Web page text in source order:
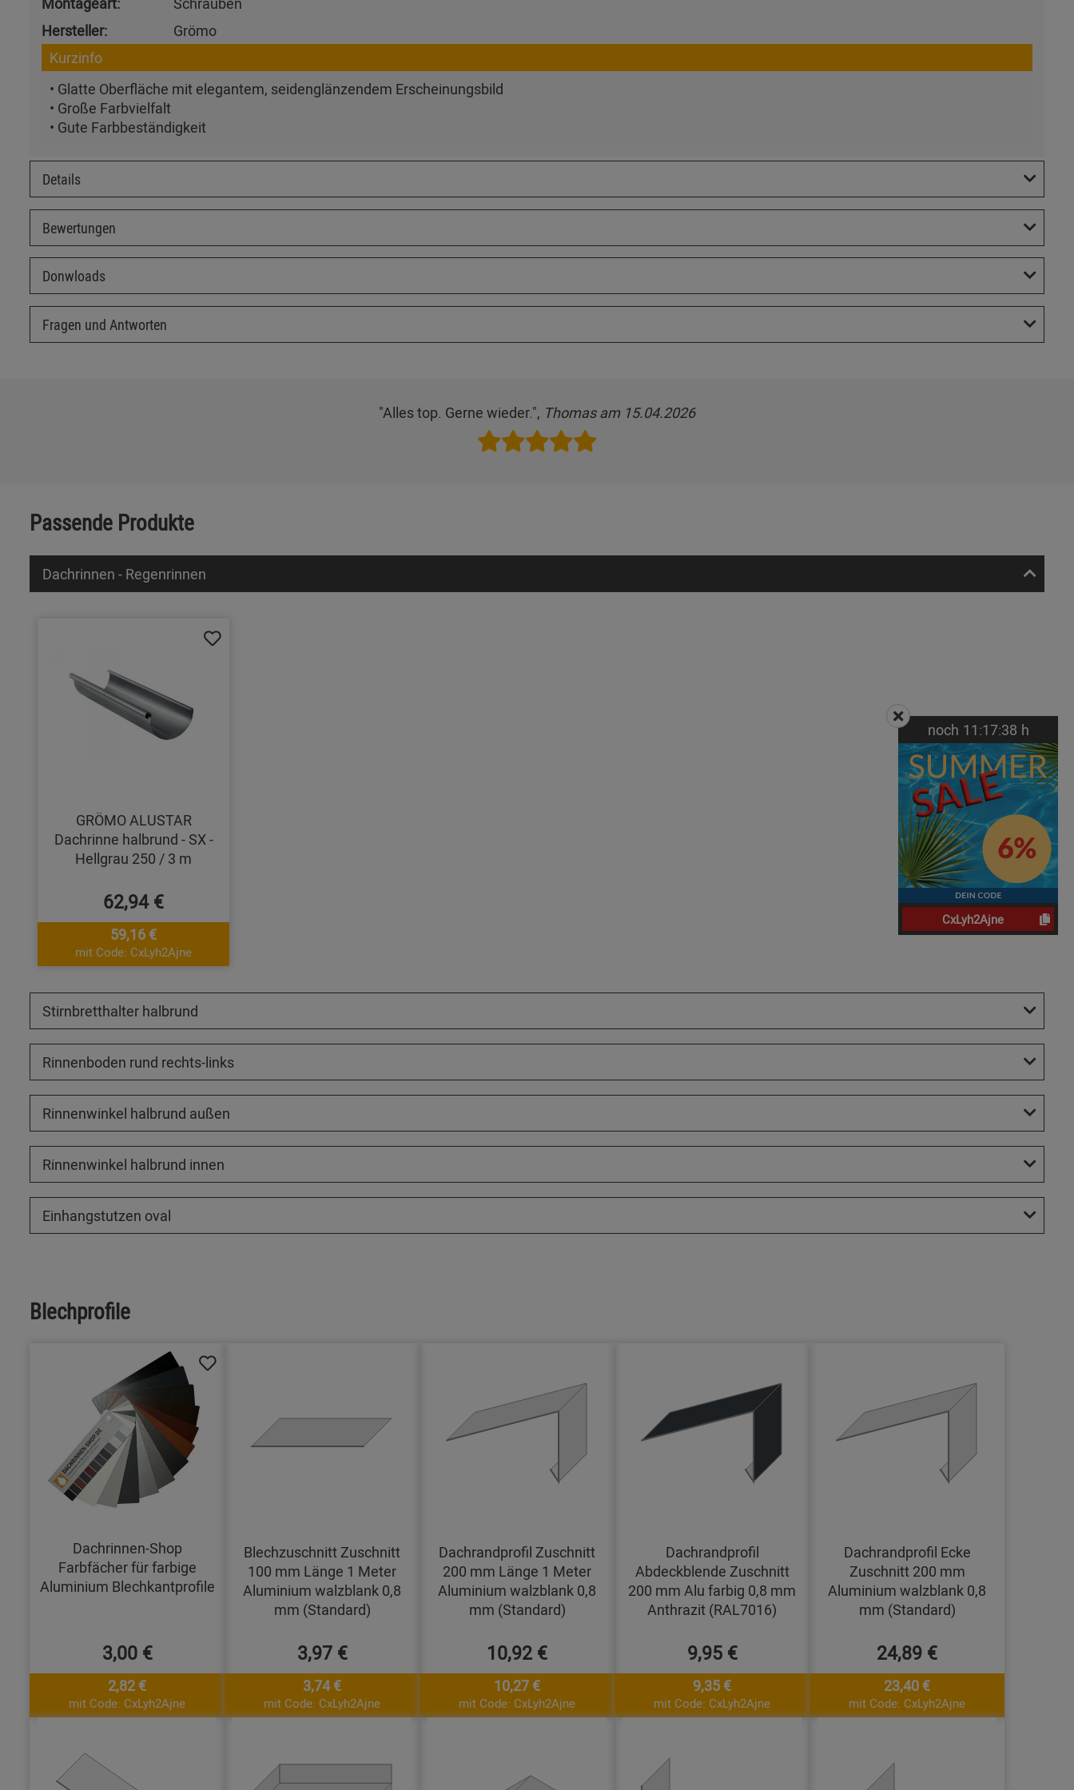
Hersteller:
Grömo
Kurzinfo
• Glatte Oberfläche mit elegantem, seidenglänzendem Erscheinungsbild
• Große Farbvielfalt
• Gute Farbbeständigkeit
Details
Bewertungen
Donwloads
Fragen und Antworten
"Alles top. Gerne wieder.", Thomas am 15.04.2026
Passende Produkte
Dachrinnen - Regenrinnen
GRÖMO ALUSTAR
Dachrinne halbrund - SX -
Hellgrau 250 / 3 m
62,94 €
59,16 €
mit Code: CxLyh2Ajne
Stirnbretthalter halbrund
Rinnenboden rund rechts-links
Rinnenwinkel halbrund außen
Rinnenwinkel halbrund innen
Einhangstutzen oval
Blechprofile
Dachrinnen-Shop
Farbfächer für farbige
Aluminium Blechkantprofile
3,00 €
2,82 €
mit Code: CxLyh2Ajne
Blechzuschnitt Zuschnitt
100 mm Länge 1 Meter
Aluminium walzblank 0,8
mm (Standard)
3,97 €
3,74 €
mit Code: CxLyh2Ajne
Dachrandprofil Zuschnitt
200 mm Länge 1 Meter
Aluminium walzblank 0,8
mm (Standard)
10,92 €
10,27 €
mit Code: CxLyh2Ajne
Dachrandprofil
Abdeckblende Zuschnitt
200 mm Alu farbig 0,8 mm
Anthrazit (RAL7016)
9,95 €
9,35 €
mit Code: CxLyh2Ajne
Dachrandprofil Ecke
Zuschnitt 200 mm
Aluminium walzblank 0,8
mm (Standard)
24,89 €
23,40 €
mit Code: CxLyh2Ajne
noch 11:17:37 h
CxLyh2Ajne